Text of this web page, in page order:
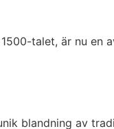
talet, är nu en
blandning av